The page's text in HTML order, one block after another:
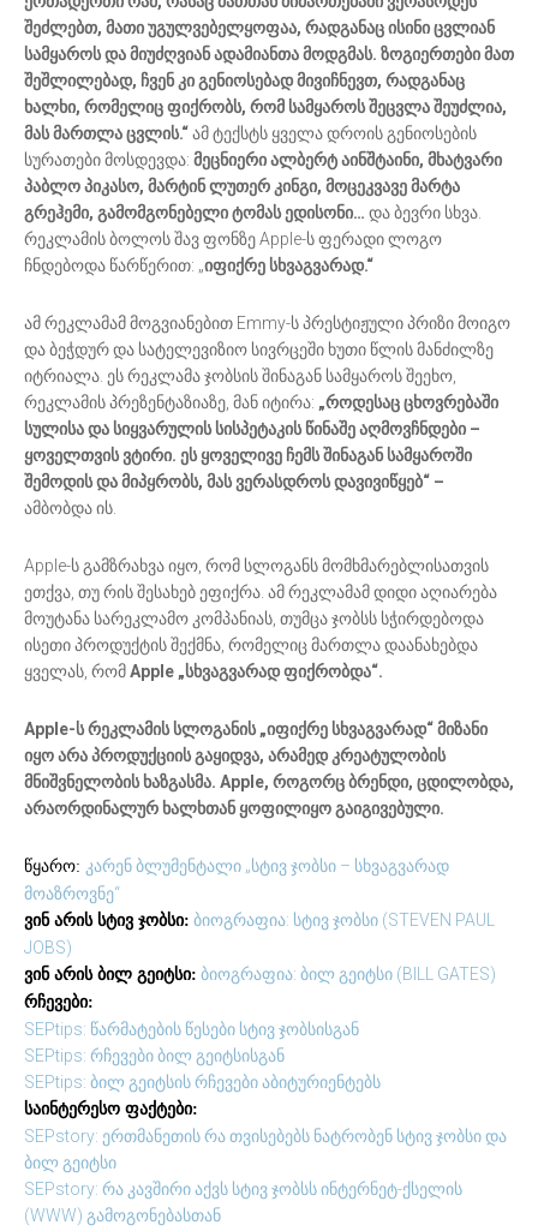
შეძლებთ, მათი უგულვებელყოფაა, რადგანაც ისინი ცვლიან
სამყაროს და მიუძღვიან ადამიანთა მოდგმას. ზოგიერთები მათ
შეშლილებად, ჩვენ კი გენიოსებად მივიჩნევთ, რადგანაც
ხალხი, რომელიც ფიქრობს, რომ სამყაროს შეცვლა შეუძლია,
მას მართლა ცვლის.“ამ ტექსტს ყველა დროის გენიოსების
სურათები მოსდევდა: მეცნიერი ალბერტ აინშტაინი, მხატვარი
პაბლო პიკასო, მარტინ ლუთერ კინგი, მოცეკვავე მარტა
გრეჰემი, გამომგონებელი ტომას ედისონი… და ბევრი სხვა.
რეკლამის ბოლოს შავ ფონზე Apple-ს ფერადი ლოგო
ჩნდებოდა წარწერით: „იფიქრე სხვაგვარად.“
ამ რეკლამამ მოგვიანებით Emmy-ს პრესტიჟული პრიზი მოიგო
და ბეჭდურ და სატელევიზიო სივრცეში ხუთი წლის მანძილზე
იტრიალა. ეს რეკლამა ჯობსის შინაგან სამყაროს შეეხო,
რეკლამის პრეზენტაზიაზე, მან იტირა: „როდესაც ცხოვრებაში
სულისა და სიყვარულის სისპეტაკის წინაშე აღმოვჩნდები –
ყოველთვის ვტირი. ეს ყოველივე ჩემს შინაგან სამყაროში
შემოდის და მიპყრობს, მას ვერასდროს დავივიწყებ“ –
ამბობდა ის.
Apple-ს გამზრახვა იყო, რომ სლოგანს მომხმარებლისათვის
ეთქვა, თუ რის შესახებ ეფიქრა. ამ რეკლამამ დიდი აღიარება
მოუტანა სარეკლამო კომპანიას, თუმცა ჯობსს სჭირდებოდა
ისეთი პროდუქტის შექმნა, რომელიც მართლა დაანახებდა
ყველას, რომApple „სხვაგვარად ფიქრობდა“.
Apple-ს რეკლამის სლოგანის „იფიქრე სხვაგვარად“ მიზანი
იყო არა პროდუქციის გაყიდვა, არამედ კრეატულობის
მნიშვნელობის ხაზგასმა. Apple, როგორც ბრენდი, ცდილობდა,
არაორდინალურ ხალხთან ყოფილიყო გაიგივებული.
წყარო: კარენ ბლუმენტალი „სტივ ჯობსი – სხვაგვარად
მოაზროვნე“
ვინ არის სტივ ჯობსი: ბიოგრაფია: სტივ ჯობსი (STEVEN PAUL
JOBS)
ვინ არის ბილ გეიტსი: ბიოგრაფია: ბილ გეიტსი (BILL GATES)
რჩევები:
SEPtips: წარმატების წესები სტივ ჯობსისგან
SEPtips: რჩევები ბილ გეიტსისგან
SEPtips: ბილ გეიტსის რჩევები აბიტურიენტებს
საინტერესო ფაქტები:
SEPstory: ერთმანეთის რა თვისებებს ნატრობენ სტივ ჯობსი და
ბილ გეიტსი
SEPstory: რა კავშირი აქვს სტივ ჯობსს ინტერნეტ-ქსელის
(WWW) გამოგონებასთან